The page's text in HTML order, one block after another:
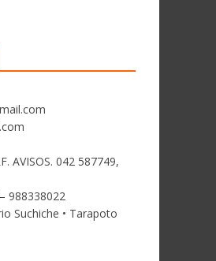
AVISOS. 042 587749,
988338022
Suchiche • Tarapoto